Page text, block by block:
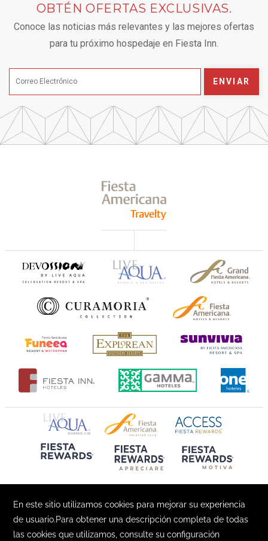
OBTÉN OFERTAS EXCLUSIVAS.
Conoce las noticias más relevantes y las mejores ofertas
para tu próximo hospedaje en Fiesta Inn.
ENVIAR